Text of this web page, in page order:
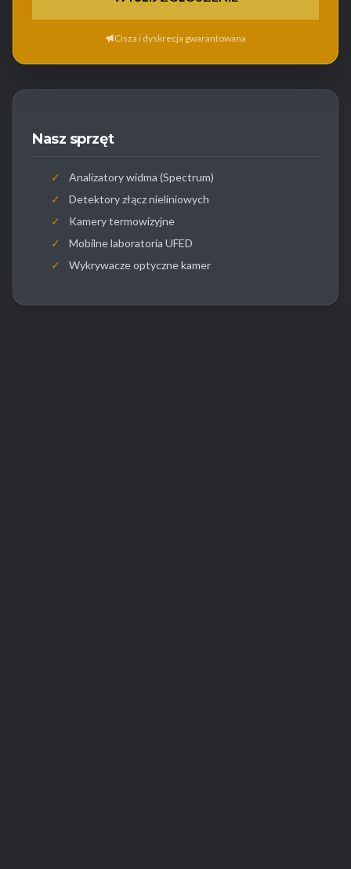
Cisza i dyskrecja gwarantowana
Nasz sprzęt
✓
Analizatory widma (Spectrum)
✓
Detektory złącz nieliniowych
✓
Kamery termowizyjne
✓
Mobilne laboratoria UFED
✓
Wykrywacze optyczne kamer